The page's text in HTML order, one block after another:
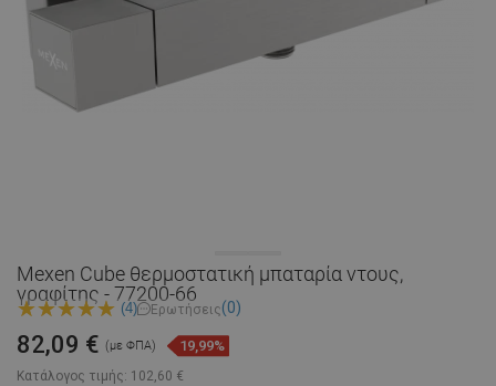
Mexen Cube θερμοστατική μπαταρία ντους,
γραφίτης - 77200-66
(4) Ερωτήσεις(0)
Κατάλογος τιμής: 102,60 €
82,09 € (με ΦΠΑ) 19,99%